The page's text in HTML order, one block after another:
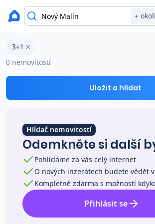
+
Prodat
Prodej s Reas.cz
Ceny prodaných nemovitostí
Okamžitý výkup
Přehled realitních makléřů
okres Šumperk
Byty 3+1 na prodej Nový Malín
3+1
0 nemovitostí
Uložit a hlídat
Hlídač nemovitostí
Odemkněte si další
Pohlídáme za vás celý internet
O nových inzerátech budete vědět
Kompletně zdarma s možností
Přihlásit se